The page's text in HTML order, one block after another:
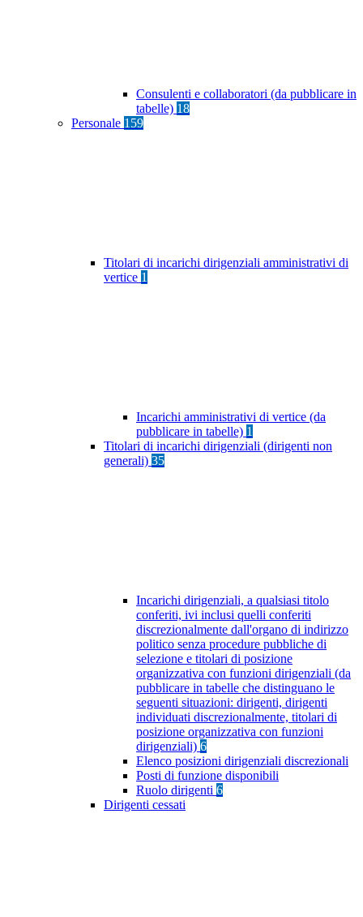
Consulenti e collaboratori (da pubblicare in
tabelle) 18
Personale 159
Titolari di incarichi dirigenziali amministrativi di
vertice 1
Incarichi amministrativi di vertice (da
pubblicare in tabelle) 1
Titolari di incarichi dirigenziali (dirigenti non
generali) 35
Incarichi dirigenziali, a qualsiasi titolo
conferiti, ivi inclusi quelli conferiti
discrezionalmente dall'organo di indirizzo
politico senza procedure pubbliche di
selezione e titolari di posizione
organizzativa con funzioni dirigenziali (da
pubblicare in tabelle che distinguano le
seguenti situazioni: dirigenti, dirigenti
individuati discrezionalmente, titolari di
posizione organizzativa con funzioni
dirigenziali) 6
Elenco posizioni dirigenziali discrezionali
Posti di funzione disponibili
Ruolo dirigenti 6
Dirigenti cessati